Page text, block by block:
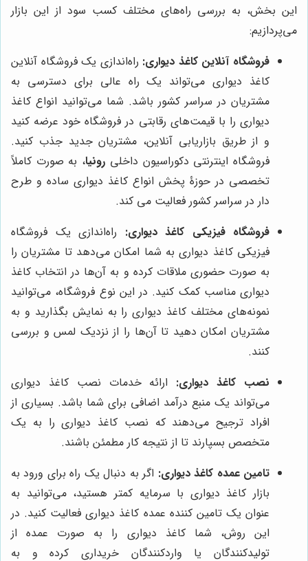
این بخش، به بررسی راه‌های مختلف کسب سود از این بازار
می‌پردازیم:
فروشگاه آنلاین کاغذ دیواری: راه‌اندازی یک فروشگاه آنلاین
کاغذ دیواری می‌تواند یک راه عالی برای دسترسی به
مشتریان در سراسر کشور باشد. شما می‌توانید انواع کاغذ
دیواری را با قیمت‌های رقابتی در فروشگاه خود عرضه کنید
و از طریق بازاریابی آنلاین، مشتریان جدید جذب کنید.
فروشگاه اینترنتی دکوراسیون داخلی رونیا، به صورت کاملاً
تخصصی در حوزۀ پخش انواع کاغذ دیواری ساده و طرح
دار در سراسر کشور فعالیت می کند.
فروشگاه فیزیکی کاغذ دیواری: راه‌اندازی یک فروشگاه
فیزیکی کاغذ دیواری به شما امکان می‌دهد تا مشتریان را
به صورت حضوری ملاقات کرده و به آن‌ها در انتخاب کاغذ
دیواری مناسب کمک کنید. در این نوع فروشگاه، می‌توانید
نمونه‌های مختلف کاغذ دیواری را به نمایش بگذارید و به
مشتریان امکان دهید تا آن‌ها را از نزدیک لمس و بررسی
کنند.
نصب کاغذ دیواری: ارائه خدمات نصب کاغذ دیواری
می‌تواند یک منبع درآمد اضافی برای شما باشد. بسیاری از
افراد ترجیح می‌دهند که نصب کاغذ دیواری را به یک
متخصص بسپارند تا از نتیجه کار مطمئن باشند.
تامین عمده کاغذ دیواری: اگر به دنبال یک راه برای ورود به
بازار کاغذ دیواری با سرمایه کمتر هستید، می‌توانید به
عنوان یک تامین کننده عمده کاغذ دیواری فعالیت کنید. در
این روش، شما کاغذ دیواری را به صورت عمده از
تولیدکنندگان یا واردکنندگان خریداری کرده و به